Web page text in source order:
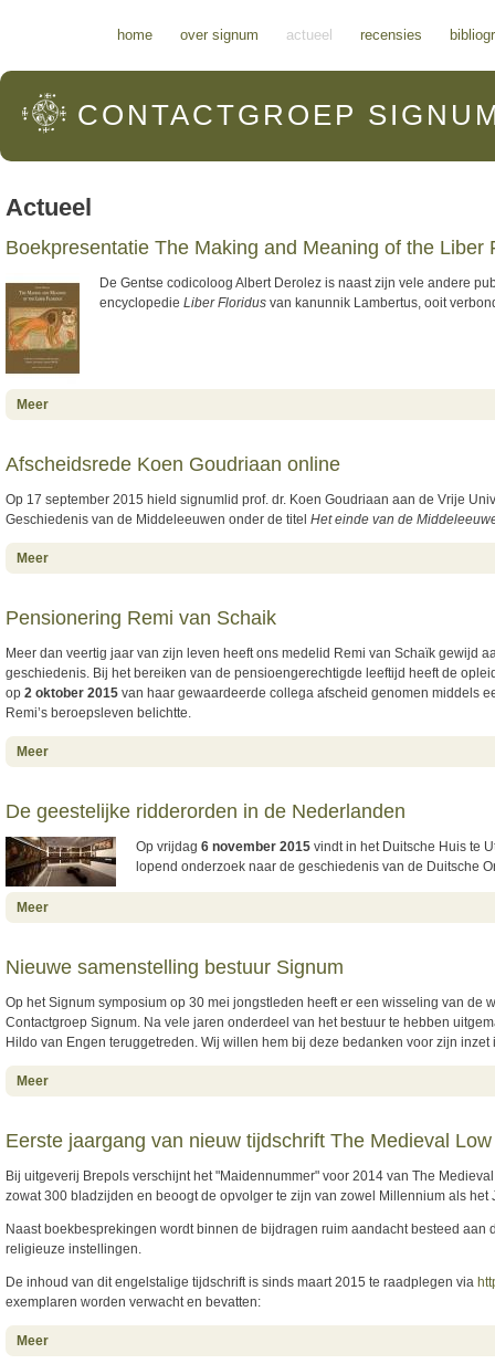
home over signum actueel recensies
CONTACTGROEP
Actueel
Boekpresentatie The Making and Meaning of the Liber
De Gentse codicoloog Albert Derolez is naast zijn vele andere
encyclopedie Liber Floridus van kanunnik Lambertus, ooit
Meer
Afscheidsrede Koen Goudriaan online
Op 17 september 2015 hield signumlid prof. dr. Koen Goudriaan aan de Vrije
Geschiedenis van de Middeleeuwen onder de titel Het einde van de
Meer
Pensionering Remi van Schaik
Meer dan veertig jaar van zijn leven heeft ons medelid Remi van Schaïk gewijd
geschiedenis. Bij het bereiken van de pensioengerechtigde leeftijd heeft de
op 2 oktober 2015 van haar gewaardeerde collega afscheid genomen middels
Remi’s beroepsleven belichtte.
Meer
De geestelijke ridderorden in de Nederlanden
Op vrijdag 6 november 2015 vindt in het Duitsche Huis te
lopend onderzoek naar de geschiedenis van de Duitsche
Meer
Nieuwe samenstelling bestuur Signum
Op het Signum symposium op 30 mei jongstleden heeft er een wisseling van de
Contactgroep Signum. Na vele jaren onderdeel van het bestuur te hebben
Hildo van Engen teruggetreden. Wij willen hem bij deze bedanken voor zijn
Meer
Eerste jaargang van nieuw tijdschrift The Medieval
Bij uitgeverij Brepols verschijnt het "Maidennummer" voor 2014 van The
zowat 300 bladzijden en beoogt de opvolger te zijn van zowel Millennium als
Naast boekbesprekingen wordt binnen de bijdragen ruim aandacht besteed
religieuze instellingen.
De inhoud van dit engelstalige tijdschrift is sinds maart 2015 te raadplegen via
exemplaren worden verwacht en bevatten:
Meer
Countries